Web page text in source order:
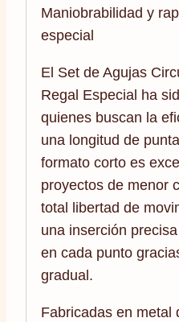
Maniobrabilidad y
especial
El Set de Agujas
Regal Especial ha
quienes buscan la
una longitud de
formato corto es
proyectos de menor
total libertad de
una inserción
en cada punto
gradual.
Fabricadas en metal